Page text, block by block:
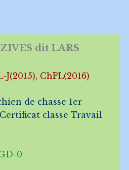
dit LARS
J(2015), ChPL(2016)
de chasse 1er
classe Travail
0